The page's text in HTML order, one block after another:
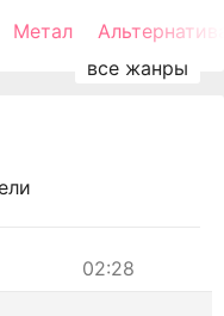
Метал
02:28